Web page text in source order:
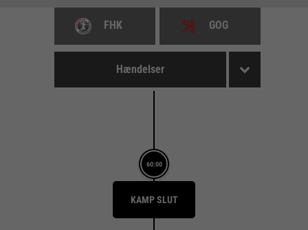
FHK GOG
Hændelser
60:00
KAMP SLUT